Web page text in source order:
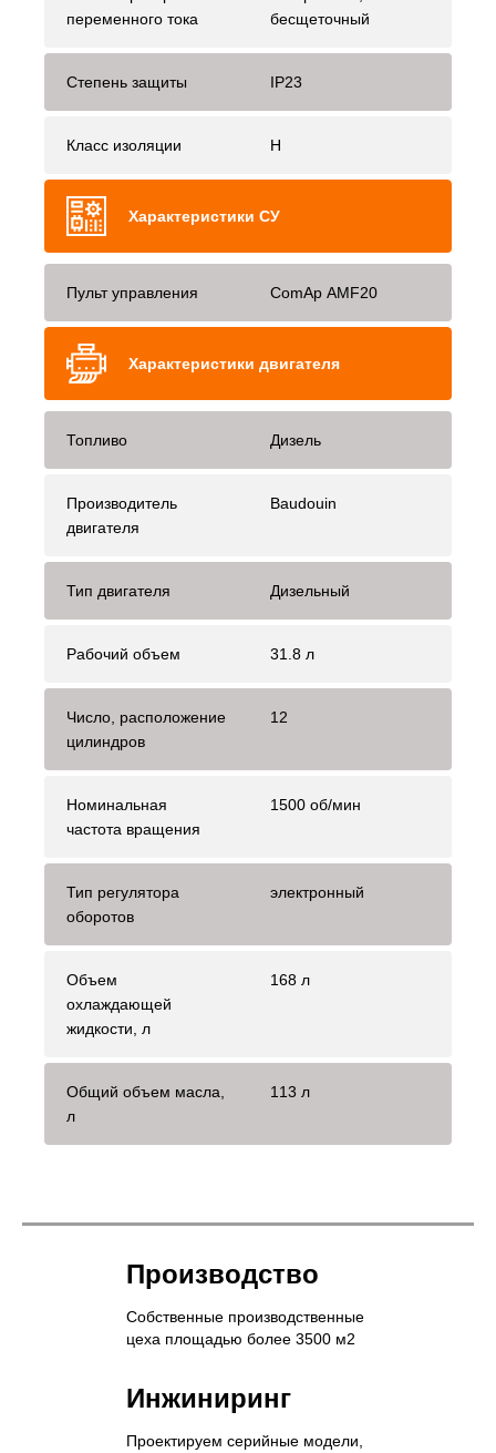
переменного тока
бесщеточный
Степень защиты IP23
Класс изоляции H
Характеристики СУ
Пульт управления ComAp AMF20
Характеристики двигателя
Топливо Дизель
Производитель
двигателя
Baudouin
Тип двигателя Дизельный
Рабочий объем 31.8 л
Число, расположение
цилиндров
12
Номинальная
частота вращения
1500 об/мин
Тип регулятора
оборотов
электронный
Объем
охлаждающей
жидкости, л
168 л
Общий объем масла,
л
113 л
Производство
Собственные производственные
цеха площадью более 3500 м2
Инжиниринг
Проектируем серийные модели,